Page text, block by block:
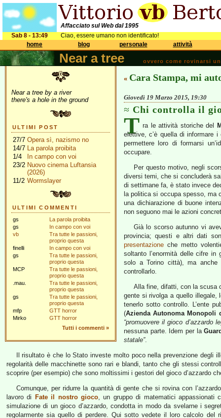
Affacciato sul Web dal 1995
Sab 8 - 13:49
Ciao, essere umano non identificato!
home
blog personale attività
Near a tree ovvero come rovinarsi
Near a tree by a river
there's a hole in the ground
ULTIMI POST
27/7 Opera sì, nazismo no
14/7 La parola proibita
1/4
In campo con voi
23/2 Nuovo cinema Luftansia
(2026)
11/2 Wormslayer
ULTIMI COMMENTI
gs
La parola proibita
gs
In campo con voi
vb
Tra tutte le passioni,
proprio questa
finelli
In campo con voi
gs
Tra tutte le passioni,
proprio questa
MCP
Tra tutte le passioni,
proprio questa
.mau.
Tra tutte le passioni,
proprio questa
gs
Tra tutte le passioni,
proprio questa
mfp
GTT horror
Mirko
GTT horror
Tutti i commenti »
« Cara Stampa, mi
Giovedì 19 Marzo 2015, 19:30
Chi controlla il
T ra le attività storiche del
elettive, c’è quella di informare
permettere loro di formarsi
occupare.
Per questo motivo, negli
diversi temi, che si concluderà
di settimane fa, è stato invece
la politica si occupa spesso, ma
una dichiarazione di buone
non seguono mai le azioni
Già lo scorso autunno vi
provincia; questi e altri dati
presentazione che metto
soltanto l’enormità delle cifre
solo a Torino città), ma anche
controllarlo.
Alla fine, difatti, con la scusa
gente si rivolga a quello illegale,
tenerlo sotto controllo. L’ente
(Azienda Autonoma Monopoli
“promuovere il gioco d’azzardo
nessuna parte. Idem per la
statale”.
Il risultato è che lo Stato investe molto poco nella prevenzione degli
regolarità delle macchinette sono rari e blandi, tanto che gli stessi
scoprire (per esempio) che sono moltissimi i gestori del gioco d’azzardo
Comunque, per ridurre la quantità di gente che si rovina con
lavoro di
Fate il nostro gioco, un gruppo di matematici appassionati
simulazione di un gioco d’azzardo, condotta in modo da svelarne i
regolarmente sia quello di perdere. Qui sotto vedete il loro calcolo